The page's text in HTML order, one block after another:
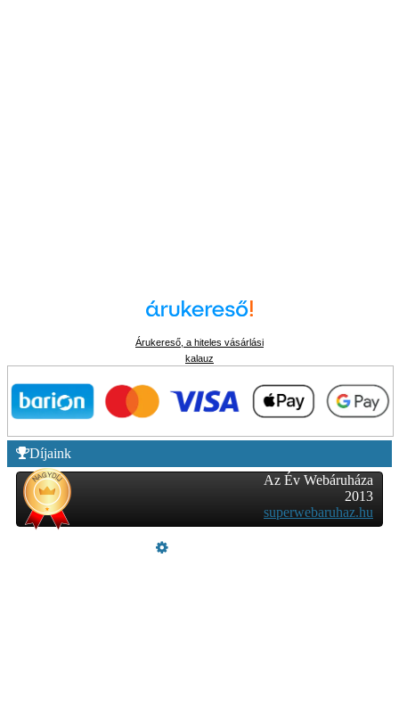
Árukereső, a hiteles vásárlási
kalauz
Díjaink
Az Év Webáruháza
2013
superwebaruhaz.hu